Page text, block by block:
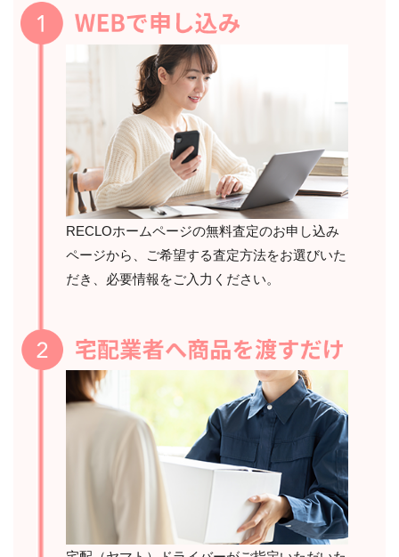
RECLOホームページの無料査定のお申し込み
ページから、ご希望する査定方法をお選びいた
だき、必要情報をご入力ください。